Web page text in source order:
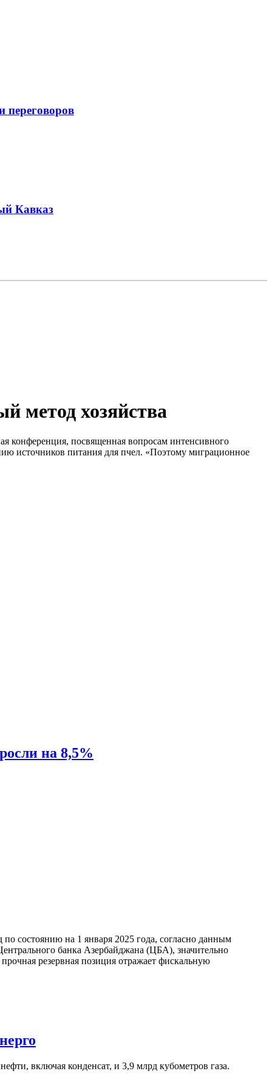
переговоров
Кавказ
метод хозяйства
конференция, посвященная вопросам интенсивного
источников питания для пчел. «Поэтому миграционное
на 8,5%
состоянию на 1 января 2025 года, согласно данным
банка Азербайджана (ЦБА), значительно
резервная позиция отражает фискальную
включая конденсат, и 3,9 млрд кубометров газа.